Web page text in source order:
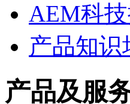
AEM科
产品知识
产品及服